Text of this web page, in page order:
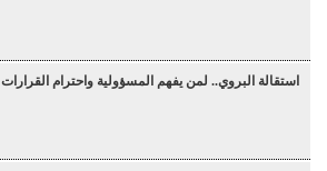
استقالة البروي.. لمن يفهم المسؤولية واحترام القرارات